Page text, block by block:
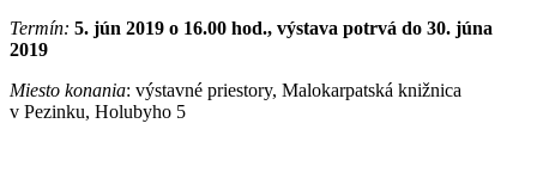
Termín: 5. jún 2019 o 16.00 hod., výstava potrvá do 30. júna
2019
Miesto konania: výstavné priestory, Malokarpatská knižnica
v Pezinku, Holubyho 5